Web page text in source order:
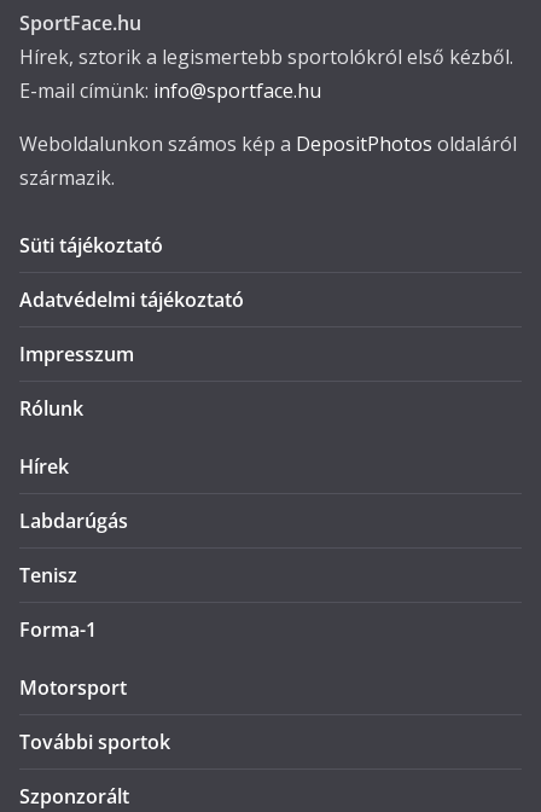
SportFace.hu
Hírek, sztorik a legismertebb sportolókról első kézből.
E-mail címünk: info@sportface.hu
Weboldalunkon számos kép a DepositPhotos oldaláról
származik.
Süti tájékoztató
Adatvédelmi tájékoztató
Impresszum
Rólunk
Hírek
Labdarúgás
Tenisz
Forma-1
Motorsport
További sportok
Szponzorált